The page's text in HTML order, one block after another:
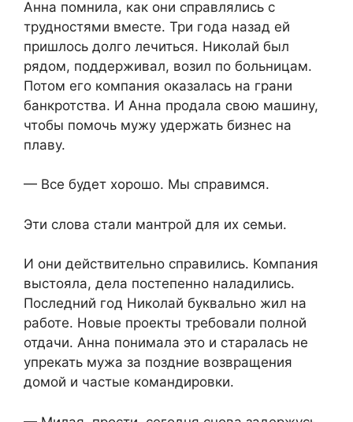
Анна помнила, как они справлялись с
трудностями вместе. Три года назад ей
пришлось долго лечиться. Николай был
рядом, поддерживал, возил по больницам.
Потом его компания оказалась на грани
банкротства. И Анна продала свою машину,
чтобы помочь мужу удержать бизнес на
плаву.
— Все будет хорошо. Мы справимся.
Эти слова стали мантрой для их семьи.
И они действительно справились. Компания
выстояла, дела постепенно наладились.
Последний год Николай буквально жил на
работе. Новые проекты требовали полной
отдачи. Анна понимала это и старалась не
упрекать мужа за поздние возвращения
домой и частые командировки.